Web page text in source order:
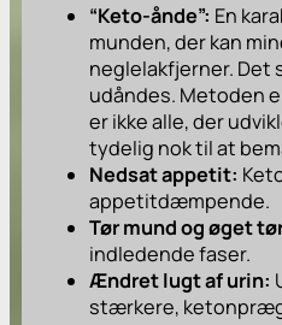
“Keto-ånde”: En
munden, der kan
neglelakfjerner. Det
udåndes. Metoden
er ikke alle, der
tydelig nok til at
Nedsat appetit:
appetitdæmpende.
Tør mund og øget
indledende faser.
Ændret lugt af urin:
stærkere,